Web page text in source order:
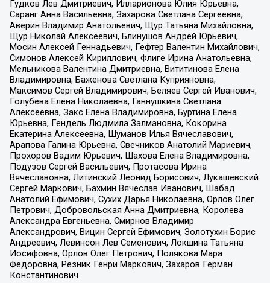
Гудков Лев Дмитриевич, Илларионова Юлия Юрьевна,
Саранг Анна Васильевна, Захарова Светлана Сергеевна,
Аверин Владимир Анатольевич, Щур Татьяна Михайловна,
Щур Николай Алексеевич, Блинушов Андрей Юрьевич,
Мосин Алексей Геннадьевич, Гефтер Валентин Михайлович,
Симонов Алексей Кириллович, Флиге Ирина Анатольевна,
Мельникова Валентина Дмитриевна, Вититинова Елена
Владимировна, Баженова Светлана Куприяновна,
Максимов Сергей Владимирович, Беляев Сергей Иванович,
Голубева Елена Николаевна, Ганнушкина Светлана
Алексеевна, Закс Елена Владимировна, Буртина Елена
Юрьевна, Гендель Людмила Залмановна, Кокорина
Екатерина Алексеевна, Шуманов Илья Вячеславович,
Арапова Галина Юрьевна, Свечников Анатолий Мариевич,
Прохоров Вадим Юрьевич, Шахова Елена Владимировна,
Подузов Сергей Васильевич, Протасова Ирина
Вячеславовна, Литинский Леонид Борисович, Лукашевский
Сергей Маркович, Бахмин Вячеслав Иванович, Шабад
Анатолий Ефимович, Сухих Дарья Николаевна, Орлов Олег
Петрович, Добровольская Анна Дмитриевна, Королева
Александра Евгеньевна, Смирнов Владимир
Александрович, Вицин Сергей Ефимович, Золотухин Борис
Андреевич, Левинсон Лев Семенович, Локшина Татьяна
Иосифовна, Орлов Олег Петрович, Полякова Мара
Федоровна, Резник Генри Маркович, Захаров Герман
Константинович